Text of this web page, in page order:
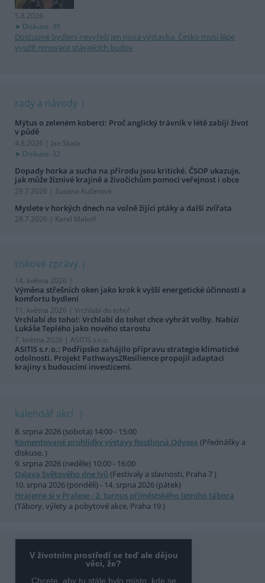
5.8.2026
Diskuse: 39
Dostupné bydlení nevyřeší jen nová výstavba. Česko musí lépe
využít renovace stávajících budov
rady a návody
Mýtus o zeleném koberci: Proč anglický trávník v létě zabíjí život
v půdě
4.8.2026 | Jan Skala
Diskuse: 32
Dopady horka a sucha na přírodu jsou kritické. ČSOP ukazuje,
jak může žíznivé krajině a živočichům pomoci veřejnost i obce
29.7.2026 | Zuzana Kučerová
Myslete v horkých dnech na volně žijící ptáky a další zvířata
28.7.2026 | Karel Makoň
tiskové zprávy
14. května 2026 |
Výměna střešních oken jako krok k vyšší energetické účinnosti a
komfortu bydlení
11. května 2026 | Vrchlabí do toho!
Vrchlabí do toho!: Vrchlabí do toho! chce vyhrát volby. Nabízí
Lukáše Teplého jako nového starostu
7. května 2026 | ASITIS s.r.o.
ASITIS s.r.o.: Podřipsko zahájilo přípravu strategie klimatické
odolnosti. Projekt Pathways2Resilience propojil adaptaci
krajiny s budoucími investicemi.
kalendář akcí
8. srpna 2026 (sobota) 14:00 - 15:00
Komentované prohlídky výstavy Rostlinná Odysea (Přednášky a
diskuse, )
9. srpna 2026 (neděle) 10:00 - 16:00
Oslava Světového dne lvů (Festivaly a slavnosti, Praha 7 )
10. srpna 2026 (pondělí) - 14. srpna 2026 (pátek)
Hrajeme si v Pralese - 2. turnus příměstského letního tábora
(Tábory, výlety a pobytové akce, Praha 19 )